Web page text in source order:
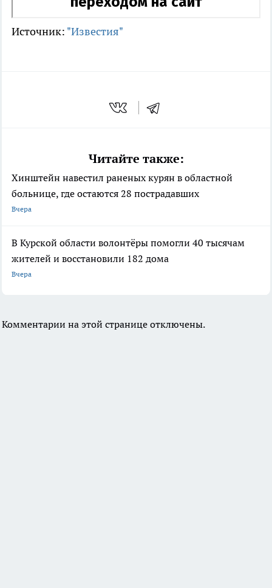
Источник: "Известия"
Читайте также:
Хинштейн навестил раненых курян в областной
больнице, где остаются 28 пострадавших
Вчера
В Курской области волонтёры помогли 40 тысячам
жителей и восстановили 182 дома
Вчера
Комментарии на этой странице отключены.